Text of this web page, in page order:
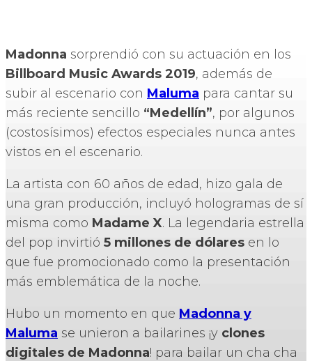
Madonna sorprendió con su actuación en los
Billboard Music Awards 2019, además de
subir al escenario con Maluma para cantar su
más reciente sencillo “Medellín”, por algunos
(costosísimos) efectos especiales nunca antes
vistos en el escenario.
La artista con 60 años de edad, hizo gala de
una gran producción, incluyó hologramas de sí
misma como Madame X. La legendaria estrella
del pop invirtió 5 millones de dólares en lo
que fue promocionado como la presentación
más emblemática de la noche.
Hubo un momento en que Madonna y
Maluma se unieron a bailarines ¡y clones
digitales de Madonna! para bailar un cha cha